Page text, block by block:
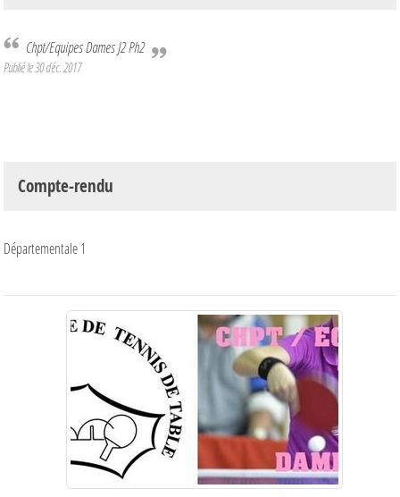
Chpt/Equipes Dames J2 Ph2
Publié le 30 déc. 2017
Compte-rendu
Départementale 1